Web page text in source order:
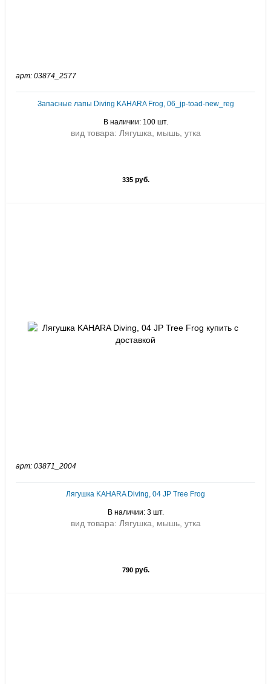
арт: 03874_2577
Запасные лапы Diving KAHARA Frog, 06_jp-toad-new_reg
В наличии: 100 шт.
вид товара: Лягушка, мышь, утка
335руб.
арт: 03871_2004
Лягушка KAHARA Diving, 04 JP Tree Frog
В наличии: 3 шт.
вид товара: Лягушка, мышь, утка
790руб.